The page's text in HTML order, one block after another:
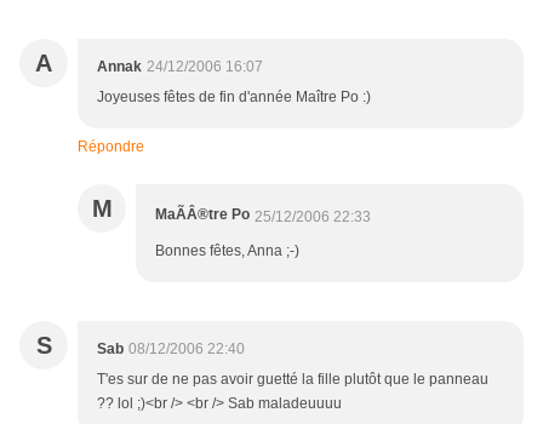
A Annak 24/12/2006 16:07
Joyeuses fêtes de fin d'année Maître Po :)
Répondre
M MaÃÂ®tre Po 25/12/2006 22:33
Bonnes fêtes, Anna ;-)
S Sab 08/12/2006 22:40
T'es sur de ne pas avoir guetté la fille plutôt que le panneau
?? lol ;)<br /> <br /> Sab maladeuuuu